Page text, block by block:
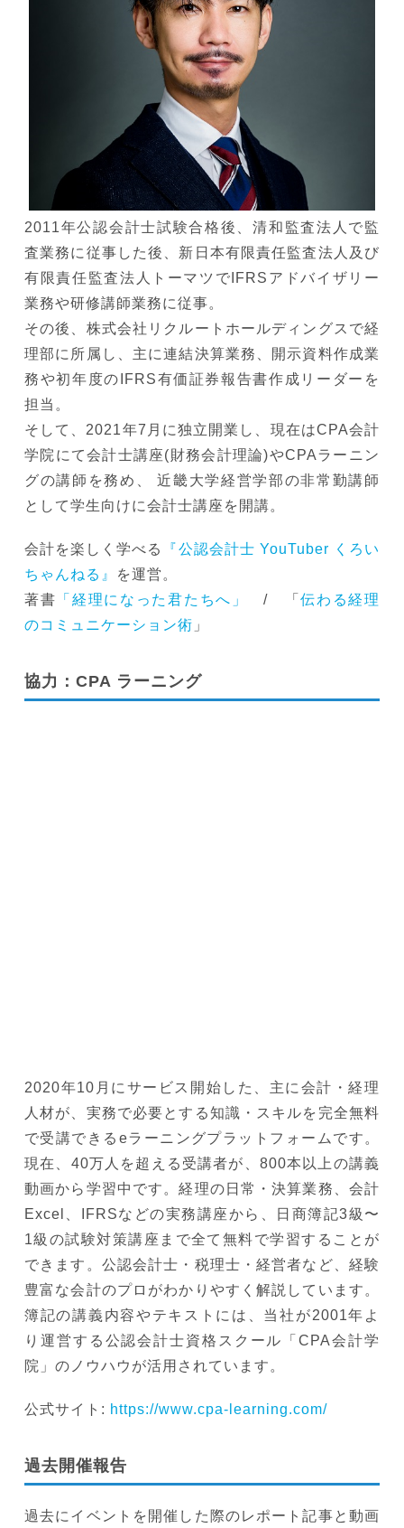
2011年公認会計士試験合格後、清和監査法人で監
査業務に従事した後、新日本有限責任監査法人及び
有限責任監査法人トーマツでIFRSアドバイザリー
業務や研修講師業務に従事。
その後、株式会社リクルートホールディングスで経
理部に所属し、主に連結決算業務、開示資料作成業
務や初年度のIFRS有価証券報告書作成リーダーを
担当。
そして、2021年7月に独立開業し、現在はCPA会計
学院にて会計士講座(財務会計理論)やCPAラーニン
グの講師を務め、 近畿大学経営学部の非常勤講師
として学生向けに会計士講座を開講。
会計を楽しく学べる
『公認会計士 YouTuber くろい
ちゃんねる』
を運営。
著書 「経理になった君たちへ」 / 「伝わる経理
のコミュニケーション術 」
協力：CPA ラーニング
2020年10月にサービス開始した、主に会計・経理
人材が、実務で必要とする知識・スキルを完全無料
で受講できるeラーニングプラットフォームです。
現在、40万人を超える受講者が、800本以上の講義
動画から学習中です。経理の日常・決算業務、会計
Excel、IFRSなどの実務講座から、日商簿記3級〜
1級の試験対策講座まで全て無料で学習することが
できます。公認会計士・税理士・経営者など、経験
豊富な会計のプロがわかりやすく解説しています。
簿記の講義内容やテキストには、当社が2001年よ
り運営する公認会計士資格スクール「CPA会計学
院」のノウハウが活用されています。
公式サイト: https://www.cpa-learning.com/
過去開催報告
過去にイベントを開催した際のレポート記事と動画